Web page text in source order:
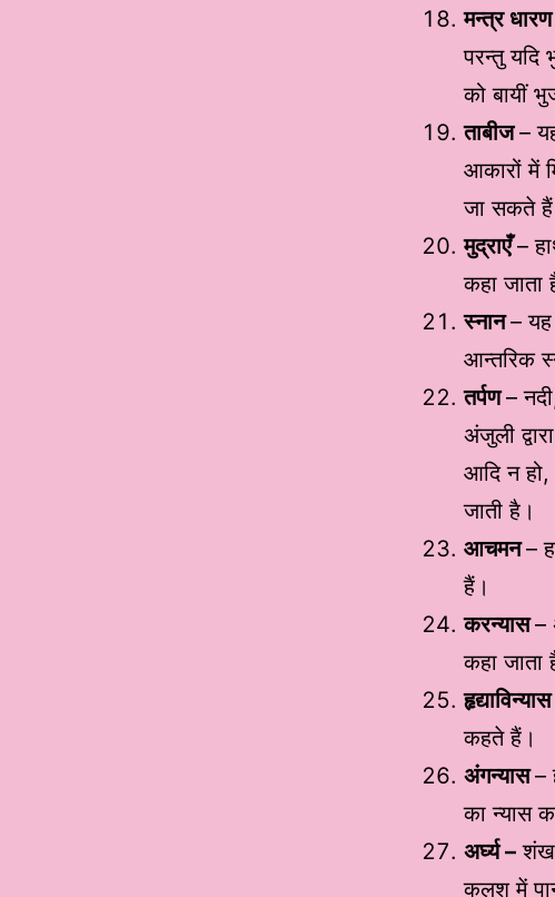
मन्त्र धारण
परन्तु यदि
को बायीं
ताबीज–
आकारों में
जा सकते
मुद्राएँ–
कहा जाता
स्नान– यह
आन्तरिक
तर्पण–
अंजुली
आदि न हो,
जाती है।
आचमन–
हैं।
करन्यास–
कहा जाता
हृद्याविन्यास
कहते हैं।
अंगन्यास–
का न्यास
अर्घ्य – शंख,
कलश में